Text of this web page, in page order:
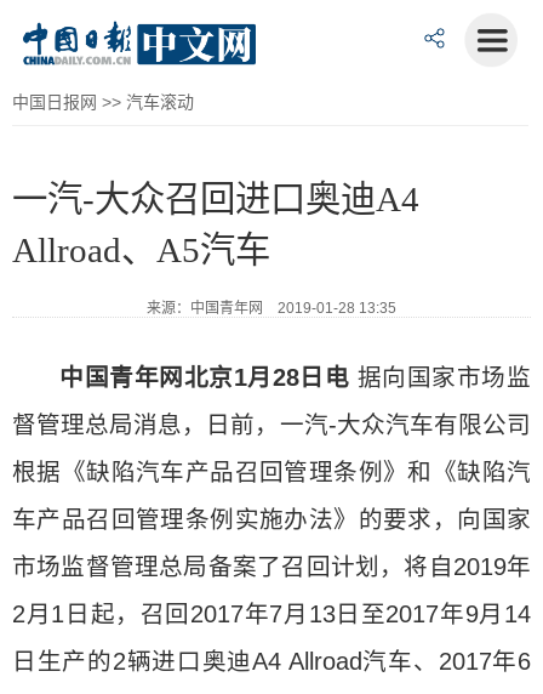
中国日报网 >> 汽车滚动
一汽-大众召回进口奥迪A4
Allroad、A5汽车
来源：中国青年网 2019-01-28 13:35
中国青年网北京1月28日电 据向国家市场监
督管理总局消息，日前，一汽-大众汽车有限公司
根据《缺陷汽车产品召回管理条例》和《缺陷汽
车产品召回管理条例实施办法》的要求，向国家
市场监督管理总局备案了召回计划，将自2019年
2月1日起，召回2017年7月13日至2017年9月14
日生产的2辆进口奥迪A4 Allroad汽车、2017年6